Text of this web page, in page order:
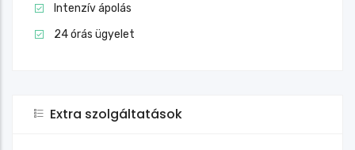
Intenzív ápolás
24 órás ügyelet
Extra szolgáltatások